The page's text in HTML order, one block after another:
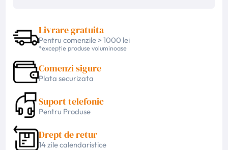
Livrare gratuita
Pentru comenzile > 1000 lei
*excepție produse voluminoase
Comenzi sigure
Plata securizata
Suport telefonic
Pentru Produse
Drept de retur
14 zile calendaristice